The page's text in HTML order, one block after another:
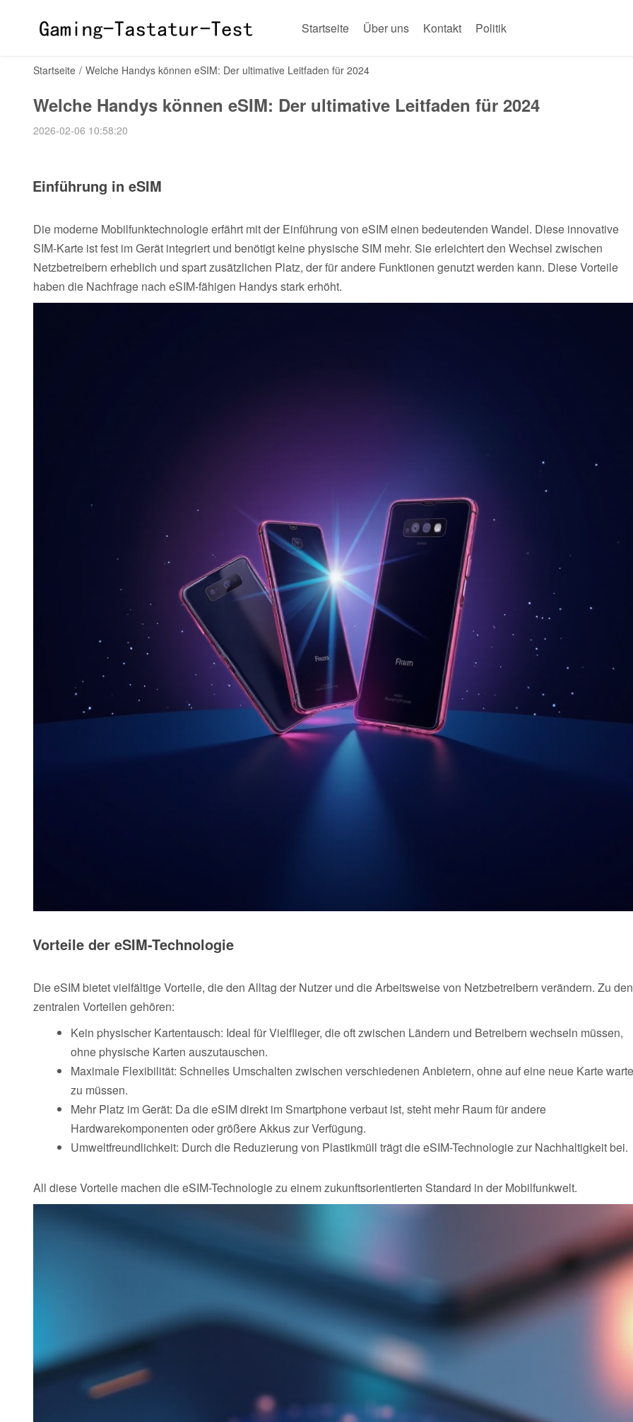
Startseite Über uns Kontakt Politik
Startseite / Welche Handys können eSIM: Der ultimative Leitfaden für 2024
Welche Handys können eSIM: Der ultimative Leitfaden für 2024
2026-02-06 10:58:20
Einführung in eSIM
Die moderne Mobilfunktechnologie erfährt mit der Einführung von eSIM einen bedeutenden Wandel. Diese innovative
SIM-Karte ist fest im Gerät integriert und benötigt keine physische SIM mehr. Sie erleichtert den Wechsel zwischen
Netzbetreibern erheblich und spart zusätzlichen Platz, der für andere Funktionen genutzt werden kann. Diese Vorteile
haben die Nachfrage nach eSIM-fähigen Handys stark erhöht.
Vorteile der eSIM-Technologie
Die eSIM bietet vielfältige Vorteile, die den Alltag der Nutzer und die Arbeitsweise von Netzbetreibern verändern. Zu den
zentralen Vorteilen gehören:
Kein physischer Kartentausch: Ideal für Vielflieger, die oft zwischen Ländern und Betreibern wechseln müssen,
ohne physische Karten auszutauschen.
Maximale Flexibilität: Schnelles Umschalten zwischen verschiedenen Anbietern, ohne auf eine neue Karte
zu müssen.
Mehr Platz im Gerät: Da die eSIM direkt im Smartphone verbaut ist, steht mehr Raum für andere
Hardwarekomponenten oder größere Akkus zur Verfügung.
Umweltfreundlichkeit: Durch die Reduzierung von Plastikmüll trägt die eSIM-Technologie zur Nachhaltigkeit bei.
All diese Vorteile machen die eSIM-Technologie zu einem zukunftsorientierten Standard in der Mobilfunkwelt.